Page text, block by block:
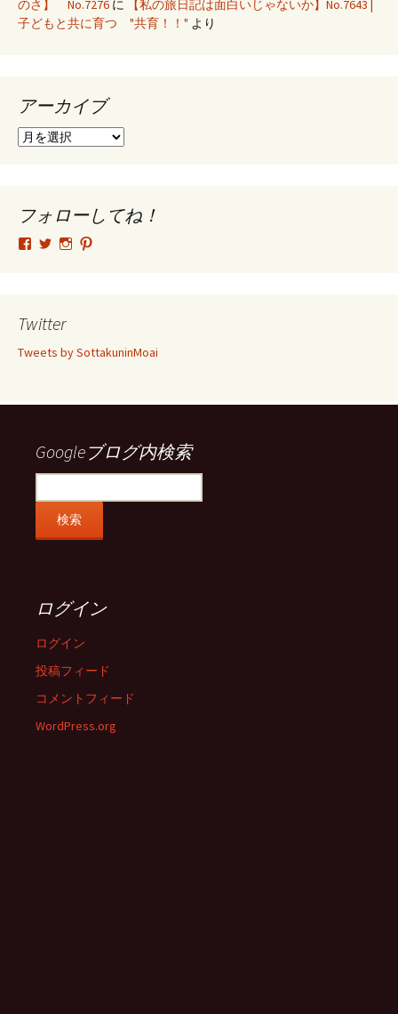
のさ】 No.7276 に
【私の旅日記は面白いじゃないか】No.7643 |
子どもと共に育つ "共育！！" より
アーカイブ
ア
ブ
フォローしてね！
tsutomu.hattori.33
フ
ー
SottakuninMoai
フ
ー
tsutomu.hattori.33
ー ー
示
Twitter
Tweets by SottakuninMoai
Googleブログ内検索
ログイン
ログイン
投稿フィード
コメントフィード
WordPress.org